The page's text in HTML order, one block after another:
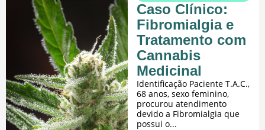
Caso Clínico:
Fibromialgia e
Tratamento com
Cannabis
Medicinal
Identificação Paciente T.A.C.,
68 anos, sexo feminino,
procurou atendimento
devido a Fibromialgia que
possui o...